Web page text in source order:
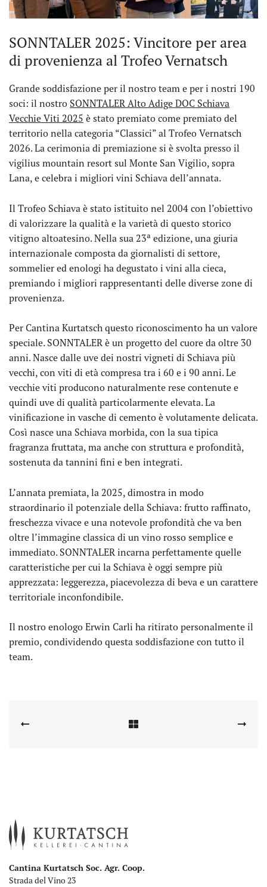
SONNTALER 2025: Vincitore per area
di provenienza al Trofeo Vernatsch
Grande soddisfazione per il nostro team e per i nostri 190
soci: il nostro SONNTALER Alto Adige DOC Schiava
Vecchie Viti 2025 è stato premiato come premiato del
territorio nella categoria “Classici” al Trofeo Vernatsch
2026. La cerimonia di premiazione si è svolta presso il
vigilius mountain resort sul Monte San Vigilio, sopra
Lana, e celebra i migliori vini Schiava dell’annata.
Il Trofeo Schiava è stato istituito nel 2004 con l’obiettivo
di valorizzare la qualità e la varietà di questo storico
vitigno altoatesino. Nella sua 23ª edizione, una giuria
internazionale composta da giornalisti di settore,
sommelier ed enologi ha degustato i vini alla cieca,
premiando i migliori rappresentanti delle diverse zone di
provenienza.
Per Cantina Kurtatsch questo riconoscimento ha un valore
speciale. SONNTALER è un progetto del cuore da oltre 30
anni. Nasce dalle uve dei nostri vigneti di Schiava più
vecchi, con viti di età compresa tra i 60 e i 90 anni. Le
vecchie viti producono naturalmente rese contenute e
quindi uve di qualità particolarmente elevata. La
vinificazione in vasche di cemento è volutamente delicata.
Così nasce una Schiava morbida, con la sua tipica
fragranza fruttata, ma anche con struttura e profondità,
sostenuta da tannini fini e ben integrati.
L’annata premiata, la 2025, dimostra in modo
straordinario il potenziale della Schiava: frutto raffinato,
freschezza vivace e una notevole profondità che va ben
oltre l’immagine classica di un vino rosso semplice e
immediato. SONNTALER incarna perfettamente quelle
caratteristiche per cui la Schiava è oggi sempre più
apprezzata: leggerezza, piacevolezza di beva e un carattere
territoriale inconfondibile.
Il nostro enologo Erwin Carli ha ritirato personalmente il
premio, condividendo questa soddisfazione con tutto il
team.
Cantina Kurtatsch Soc. Agr. Coop.
Strada del Vino 23